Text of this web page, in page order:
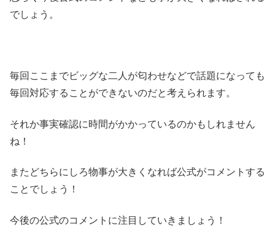
でしょう。
毎回ここまでビッグな二人が匂わせなどで話題になっても
毎回対応することができないのだと考えられます。
それか事実確認に時間がかかっているのかもしれません
ね！
またどちらにしろ物事が大きくなれば公式がコメントする
ことでしょう！
今後の公式のコメントに注目していきましょう！